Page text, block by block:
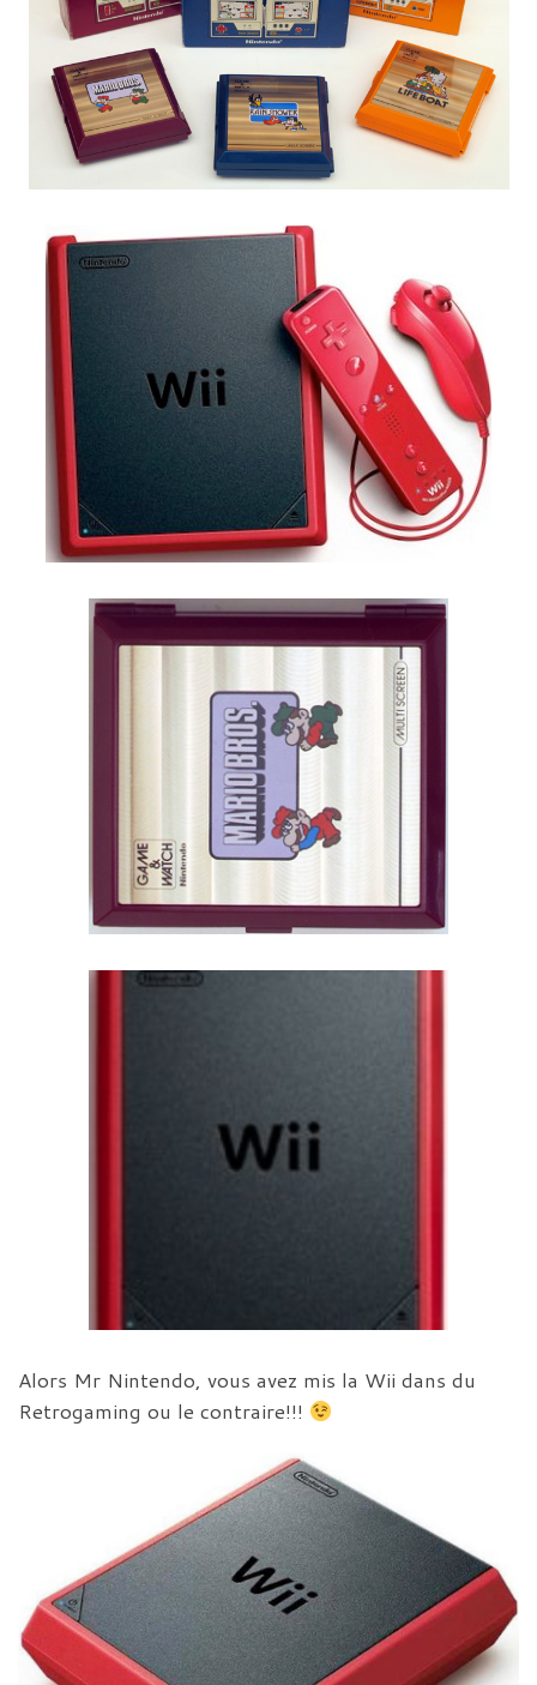
Alors Mr Nintendo, vous avez mis la Wii dans du
Retrogaming ou le contraire!!!